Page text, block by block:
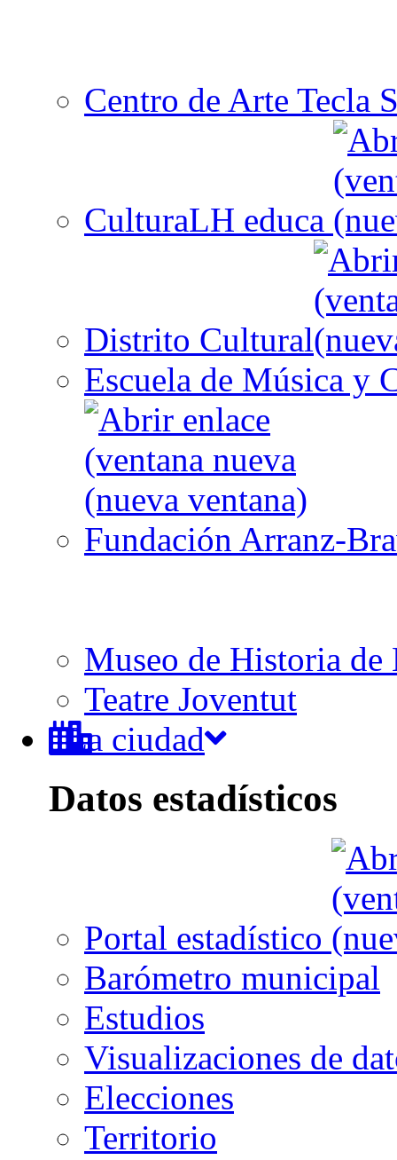
Centro de Arte Tecla
CulturaLH educa
Distrito Cultural
Escuela de Música y
Fundación Arranz-
Museo de Historia de
Teatre Joventut
La ciudad
Datos estadísticos
Portal estadístico
Barómetro municipal
Estudios
Visualizaciones de
Elecciones
Territorio